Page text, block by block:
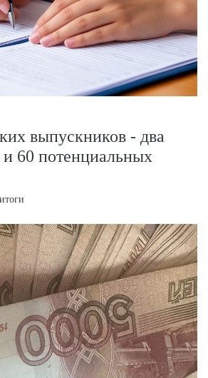
выпускников - два
и 60 потенциальных